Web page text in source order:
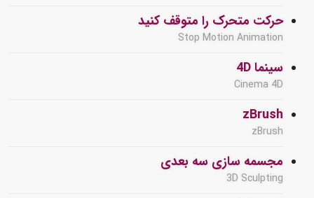
حرکت متحرک را متوقف کنید
Stop Motion Animation
سینما 4D
Cinema 4D
zBrush
zBrush
مجسمه سازی سه بعدی
3D Sculpting